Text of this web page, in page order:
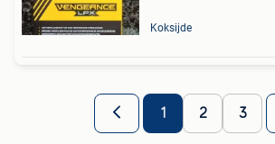
Koksijde
1 2 3